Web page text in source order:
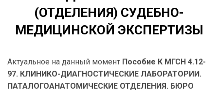
(ОТДЕЛЕНИЯ) СУДЕБНО-
МЕДИЦИНСКОЙ ЭКСПЕРТИЗЫ
Актуальное на данный момент Пособие К МГСН 4.12-
97. КЛИНИКО-ДИАГНОСТИЧЕСКИЕ ЛАБОРАТОРИИ.
ПАТАЛОГОАНАТОМИЧЕСКИЕ ОТДЕЛЕНИЯ. БЮРО